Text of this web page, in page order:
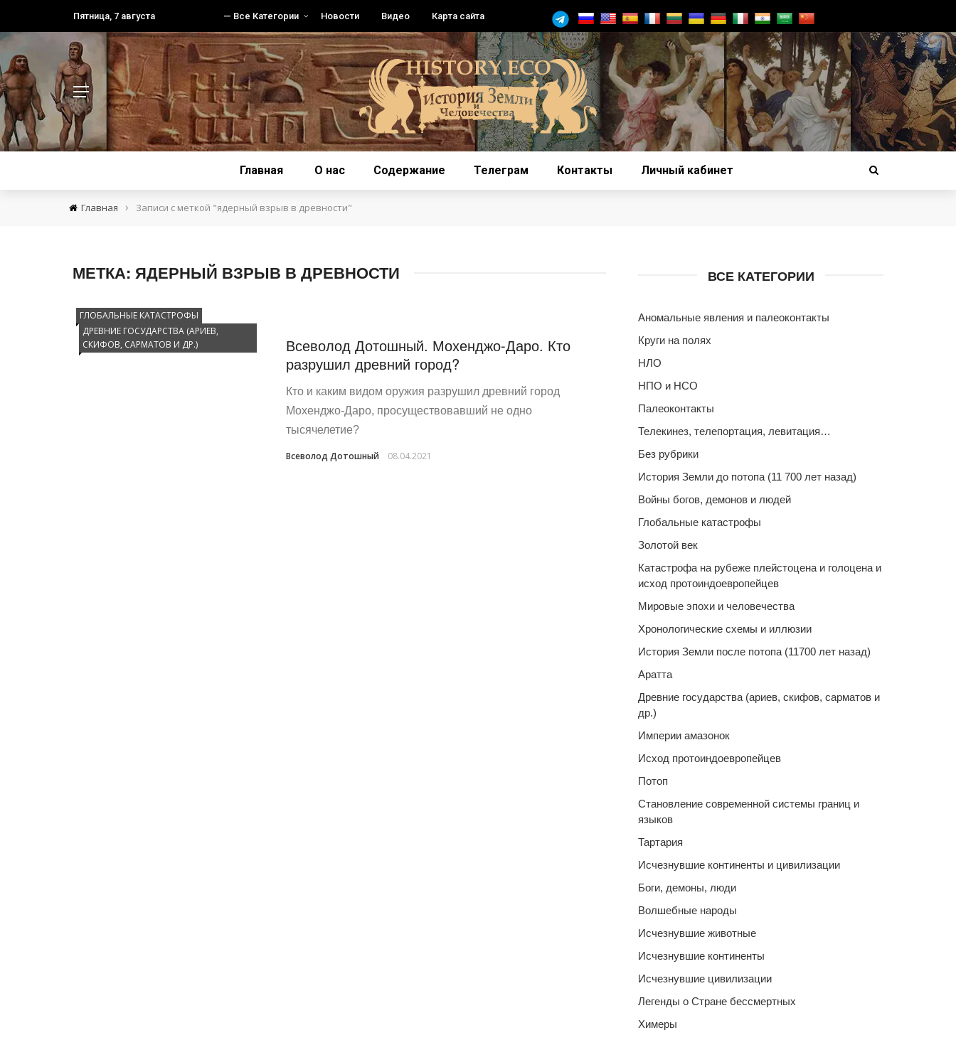
Пятница, 7 августа — Все Категории Новости Видео Карта сайта
Главная О нас Содержание Телеграм Контакты Личный кабинет
Главная › Записи с меткой "ядерный взрыв в древности"
МЕТКА: ЯДЕРНЫЙ ВЗРЫВ В ДРЕВНОСТИ
ГЛОБАЛЬНЫЕ КАТАСТРОФЫ
ДРЕВНИЕ ГОСУДАРСТВА (АРИЕВ,
СКИФОВ, САРМАТОВ И ДР.)
Всеволод Дотошный. Мохенджо-Даро. Кто
разрушил древний город?
Кто и каким видом оружия разрушил древний город
Мохенджо-Даро, просуществовавший не одно
тысячелетие?
Всеволод Дотошный 08.04.2021
ВСЕ КАТЕГОРИИ
Аномальные явления и палеоконтакты
Круги на полях
НЛО
НПО и НСО
Палеоконтакты
Телекинез, телепортация, левитация…
Без рубрики
История Земли до потопа (11 700 лет назад)
Войны богов, демонов и людей
Глобальные катастрофы
Золотой век
Катастрофа на рубеже плейстоцена и голоцена и
исход протоиндоевропейцев
Мировые эпохи и человечества
Хронологические схемы и иллюзии
История Земли после потопа (11700 лет назад)
Аратта
Древние государства (ариев, скифов, сарматов и
др.)
Империи амазонок
Исход протоиндоевропейцев
Потоп
Становление современной системы границ и
языков
Тартария
Исчезнувшие континенты и цивилизации
Боги, демоны, люди
Волшебные народы
Исчезнувшие животные
Исчезнувшие континенты
Исчезнувшие цивилизации
Легенды о Стране бессмертных
Химеры